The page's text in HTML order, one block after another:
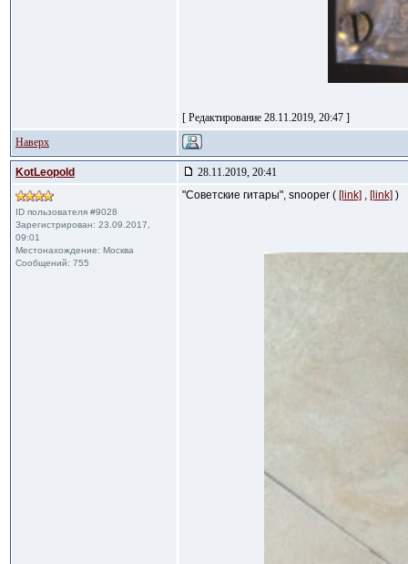
[ Редактирование 28.11.2019, 20:47 ]
Наверх
KotLeopold 28.11.2019, 20:41
ID пользователя #9028
Зарегистрирован: 23.09.2017,
09:01
Местонахождение: Москва
Сообщений: 755
"Советские гитары", snooper ( [link] , [link] )